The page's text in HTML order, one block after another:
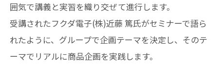
囲気で講義と実習を織り交ぜて進行します。
受講されたフクダ電子(株)近藤 篤氏がセミナーで語ら
れたように、グループで企画テーマを決定し、そのテ
ーマでリアルに商品企画を実践します。